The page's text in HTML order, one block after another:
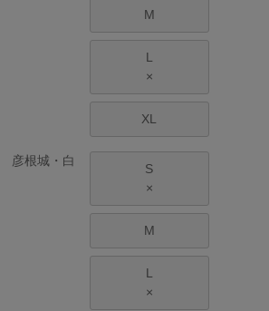
M
L
×
XL
彦根城・白
S
×
M
L
×